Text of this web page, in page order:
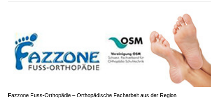
Fazzone Fuss-Orthopädie – Orthopädische Facharbeit aus der Region